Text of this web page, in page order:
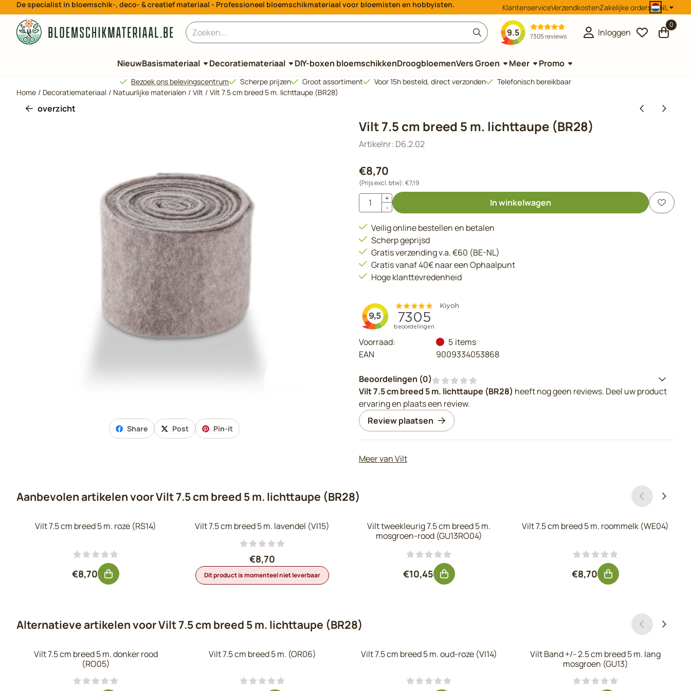
Cookievoorkeuren zijn beschikbaar. Kies instellingen of sta alle cookies toe.
De specialist in bloemschik-, deco- & creatief materiaal - Professioneel bloemschikmateriaal voor bloemisten en hobbyisten. KlantenserviceVerzendkostenZakelijke orders NL
Zoeken 9.5 7305 reviews Inloggen
0
NieuwBasismateriaal Decoratiemateriaal DIY-boxen bloemschikkenDroogbloemenVers Groen Meer Promo
Bezoek ons belevingscentrum Scherpe prijzen Groot assortiment Voor 15h besteld, direct verzonden
Telefonisch bereikbaar
Home / Decoratiemateriaal / Natuurlijke materialen / Vilt / Vilt 7.5 cm breed 5 m. lichttaupe (BR28)
overzicht
Share Post Pin-it
Vilt 7.5 cm breed 5 m. lichttaupe (BR28)
Artikelnr: D6.2.02
€8,70
(Prijs excl. btw):€7,19
Aantal
+
-
In winkelwagen
Veilig online bestellen en betalen
Scherp geprijsd
Gratis verzending v.a. €60 (BE-NL)
Gratis vanaf 40€ naar een Ophaalpunt
Hoge klanttevredenheid
Voorraad: 5 items
EAN
9009334053868
Beoordelingen (0)
Vilt 7.5 cm breed 5 m. lichttaupe (BR28) heeft nog geen reviews. Deel uw product
ervaring en plaats een review.
Review plaatsen
Meer van Vilt
Aanbevolen artikelen voorVilt 7.5 cm breed 5 m. lichttaupe (BR28)
Vilt 7.5 cm breed 5 m. roze (RS14)
Prijs: 8,70, exclusief btw: 7,19
€8,70
Vilt 7.5 cm breed 5 m. lavendel (VI15)
Prijs: 8,70, exclusief btw: 7,19
€8,70
Dit product is momenteel niet leverbaar
Vilt tweekleurig 7.5 cm breed 5 m.
mosgroen-rood (GU13RO04)
Prijs: 10,45, exclusief btw: 8,64
€10,45
Vilt 7.5 cm breed 5 m. roommelk (WE04)
Prijs: 8,70, exclusief btw: 7,19
€8,70
Alternatieve artikelen voorVilt 7.5 cm breed 5 m. lichttaupe (BR28)
Vilt 7.5 cm breed 5 m. donker rood
(RO05)
Vilt 7.5 cm breed 5 m. (OR06) Vilt 7.5 cm breed 5 m. oud-roze (VI14)
Vilt Band +/- 2.5 cm breed 5 m. lang
mosgroen (GU13)